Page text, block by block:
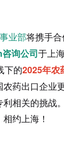
业部将携手
询公司于上
下的2025年农
药出口企业
相关的挑战
约上海！